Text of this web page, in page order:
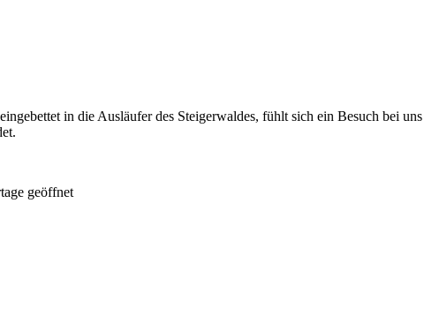
in die Ausläufer des Steigerwaldes, fühlt sich ein Besuch bei uns
geöffnet